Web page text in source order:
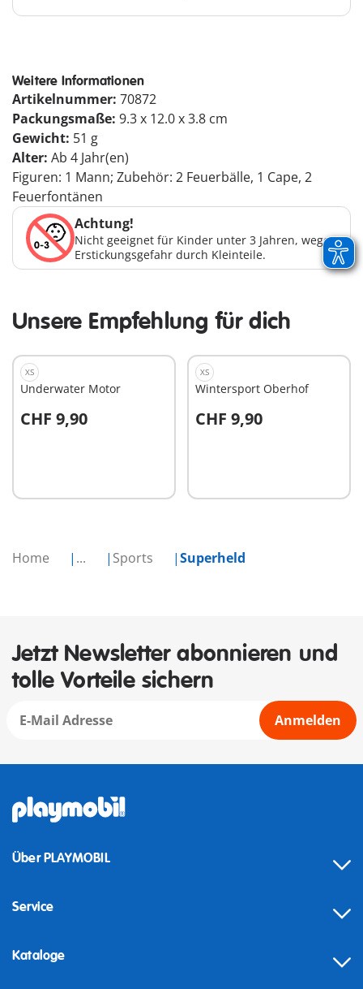
Home ... Sports Superheld
Weitere Informationen
Artikelnummer: 70872
Packungsmaße: 9.3 x 12.0 x 3.8 cm
Gewicht: 51 g
Alter: Ab 4 Jahr(en)
Figuren: 1 Mann; Zubehör: 2 Feuerbälle, 1 Cape, 2
Feuerfontänen
Achtung!
Nicht geeignet für Kinder unter 3 Jahren, wegen
Erstickungsgefahr durch Kleinteile.
Unsere Empfehlung für dich
XS
Underwater Motor
CHF 9,90
In den Warenkorb
XS
Wintersport Oberhof
CHF 9,90
In den Warenkorb
Jetzt Newsletter abonnieren und
tolle Vorteile sichern
Anmelden
Über PLAYMOBIL
Service
Kataloge